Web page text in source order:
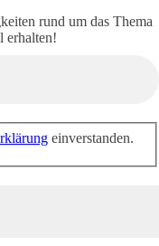
rund um das Thema
erhalten!
einverstanden.